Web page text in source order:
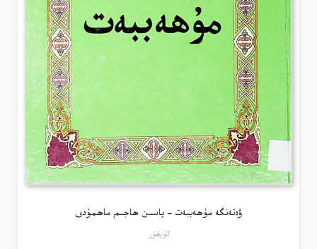
ۋەتەنگە مۇھەببەت – ياسىن ھاجىم ماھمۇدى
ئۇيغۇر